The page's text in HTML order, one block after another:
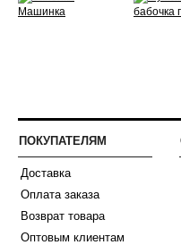
ПОКУПАТЕЛЯМ
Доставка
Оплата заказа
Возврат товара
Оптовым клиентам